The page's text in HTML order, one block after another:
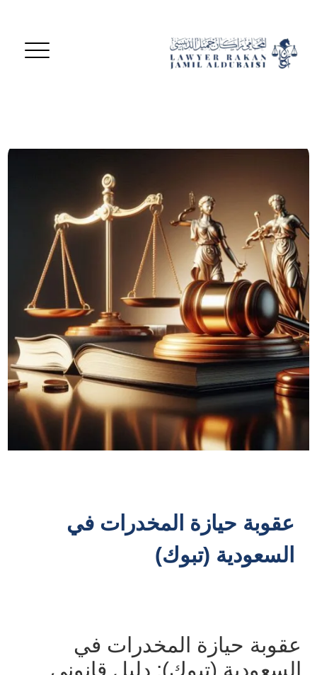
عقوبة حيازة المخدرات في
السعودية (تبوك)
عقوبة حيازة المخدرات في
السعودية (تبوك): دليل قانوني